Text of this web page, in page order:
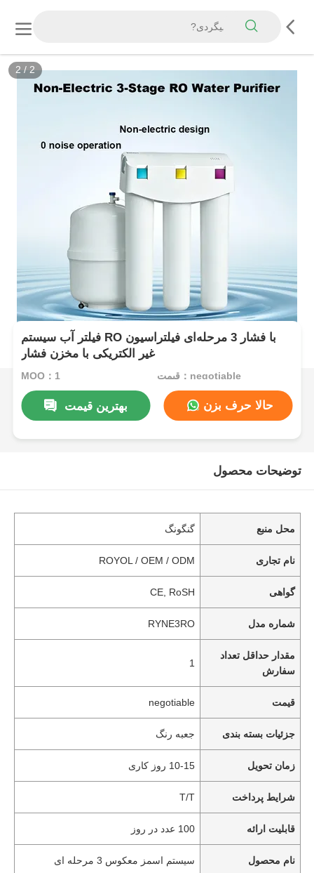
2 / 2
فیلتر آب سیستم RO با فشار 3 مرحله‌ای فیلتراسیون
غیر الکتریکی با مخزن فشار
MOQ：1 قیمت：negotiable
بهترین قیمت حالا حرف بزن
توضیحات محصول
محل منبع گنگونگ
نام تجاری ROYOL / OEM / ODM
گواهی CE, RoSH
شماره مدل RYNE3RO
مقدار حداقل تعداد
سفارش
1
قیمت negotiable
جزئیات بسته بندی جعبه رنگ
زمان تحویل 10-15 روز کاری
شرایط پرداخت T/T
قابلیت ارائه 100 عدد در روز
نام محصول سیستم اسمز معکوس 3 مرحله ای